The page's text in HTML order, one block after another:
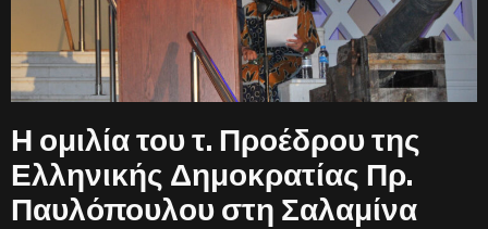
Η ομιλία του τ. Προέδρου της
Ελληνικής Δημοκρατίας Πρ.
Παυλόπουλου στη Σαλαμίνα